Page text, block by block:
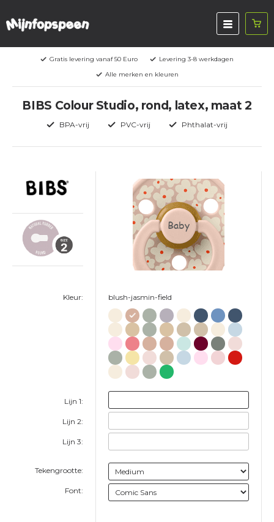
Gratis levering vanaf 50 Euro
Levering 3-8 werkdagen
Alle merken en kleuren
BIBS Colour Studio, rond, latex, maat 2
BPA-vrij PVC-vrij Phthalat-vrij
Kleur:
Lijn 1:
Lijn 2:
Lijn 3:
Tekengrootte:
Font:
Baby
blush-jasmin-field